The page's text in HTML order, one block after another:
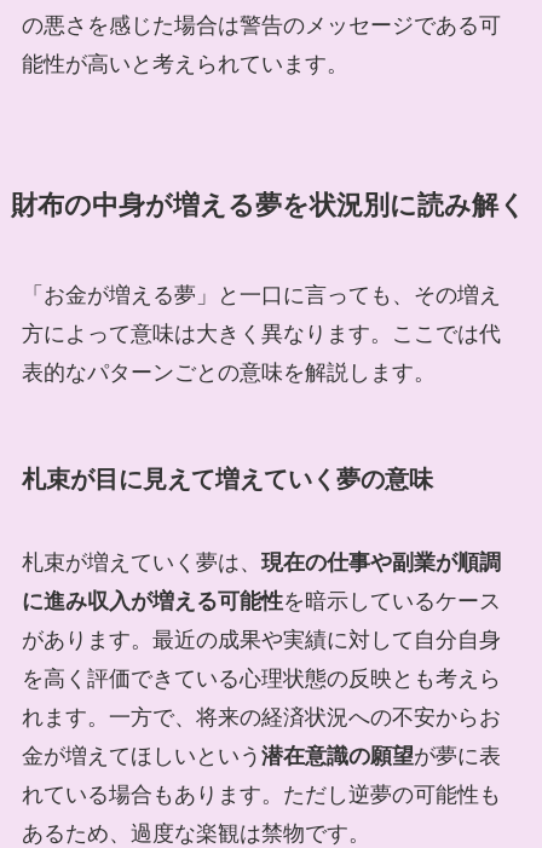
の悪さを感じた場合は警告のメッセージである可
能性が高いと考えられています。
財布の中身が増える夢を状況別に読み解く
「お金が増える夢」と一口に言っても、その増え
方によって意味は大きく異なります。ここでは代
表的なパターンごとの意味を解説します。
札束が目に見えて増えていく夢の意味
札束が増えていく夢は、 現在の仕事や副業が順調
に進み収入が増える可能性を暗示しているケース
があります。最近の成果や実績に対して自分自身
を高く評価できている心理状態の反映とも考えら
れます。一方で、将来の経済状況への不安からお
金が増えてほしいという 潜在意識の願望が夢に表
れている場合もあります。ただし逆夢の可能性も
あるため、過度な楽観は禁物です。